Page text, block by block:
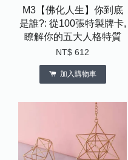
M3【佛化人生】你到底
是誰?: 從100張特製牌卡,
瞭解你的五大人格特質
NT$ 612
加入購物車